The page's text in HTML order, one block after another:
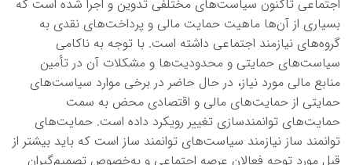
اجتماعی تاکنون سیاست‌های مختلفی تدوین و اجرا شده است که
بسیاری از آن‌ها ماهیت حمایت مالی و پرداخت‌های نقدی به
گروه‌های نیازمند اجتماعی داشته است. با توجه به ناکامی
سیاست‌های حمایتی و محدودیت‌ها و مشکلات آن در تأمین
منابع مالی مورد نیاز، در حال حاضر در برخی موارد سیاست‌های
حمایتی از حمایت‌های مالی و اقتصادی محض به سمت
حمایت‌های توانمندسازی تغییر رویکرد داده است. حمایت‌های
توانمند ساز نیازمند سیاست‌های توانمند ساز است که باید بیشتر از
قبل مورد توجه فعالان عرصه اجتماعی و به‌خصوص تصمیم‌گیران